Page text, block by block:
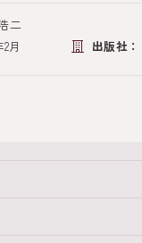
二
月 出版社：